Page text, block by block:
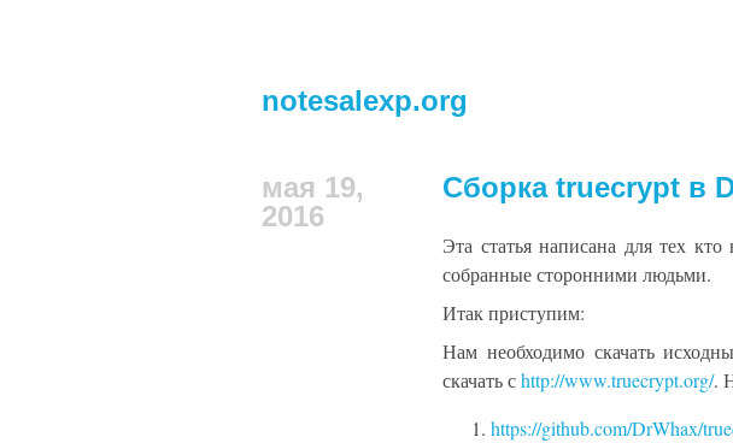
notesalexp.org
мая 19,
2016
Сборка truecrypt в
Эта статья написана для тех
собранные сторонними людьми.
Итак приступим:
Нам необходимо скачать
скачать сhttp://www.truecrypt.org/.
https://github.com/DrWhax/